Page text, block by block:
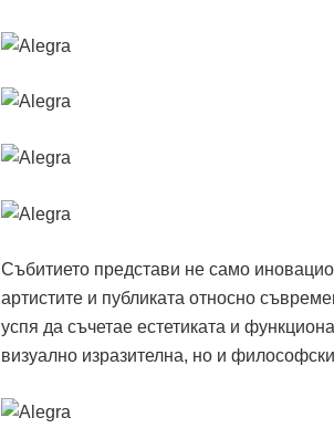
Събитието представи не само
артистите и публиката относно
успя да съчетае естетиката и
визуално изразителна, но и